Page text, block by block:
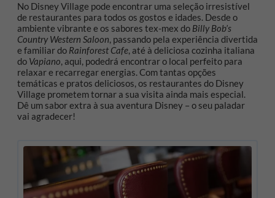
No Disney Village pode encontrar uma seleção irresistível
de restaurantes para todos os gostos e idades. Desde o
ambiente vibrante e os sabores tex-mex do Billy Bob’s
Country Western Saloon, passando pela experiência divertida
e familiar do Rainforest Cafe, até à deliciosa cozinha italiana
do Vapiano, aqui, podedrá encontrar o local perfeito para
relaxar e recarregar energias. Com tantas opções
temáticas e pratos deliciosos, os restaurantes do Disney
Village prometem tornar a sua visita ainda mais especial.
Dê um sabor extra à sua aventura Disney – o seu paladar
vai agradecer!